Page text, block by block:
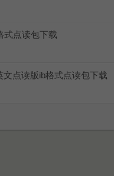
式点读包下载
点读版ib格式点读包下载